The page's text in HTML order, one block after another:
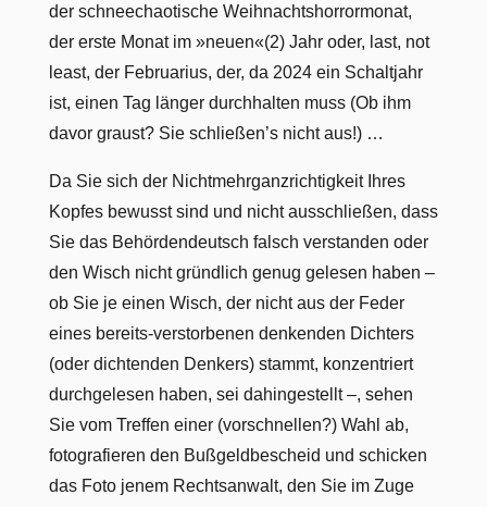
der schneechaotische Weihnachtshorrormonat,
der erste Monat im »neuen«(2) Jahr oder, last, not
least, der Februarius, der, da 2024 ein Schaltjahr
ist, einen Tag länger durchhalten muss (Ob ihm
davor graust? Sie schließen’s nicht aus!) …
Da Sie sich der Nichtmehrganzrichtigkeit Ihres
Kopfes bewusst sind und nicht ausschließen, dass
Sie das Behördendeutsch falsch verstanden oder
den Wisch nicht gründlich genug gelesen haben –
ob Sie je einen Wisch, der nicht aus der Feder
eines bereits-verstorbenen denkenden Dichters
(oder dichtenden Denkers) stammt, konzentriert
durchgelesen haben, sei dahingestellt –, sehen
Sie vom Treffen einer (vorschnellen?) Wahl ab,
fotografieren den Bußgeldbescheid und schicken
das Foto jenem Rechtsanwalt, den Sie im Zuge